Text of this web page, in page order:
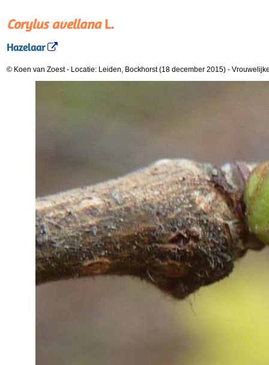
Corylus avellanaL.
Hazelaar
© Koen van Zoest- Locatie: Leiden, Bockhorst (18 december 2015) -